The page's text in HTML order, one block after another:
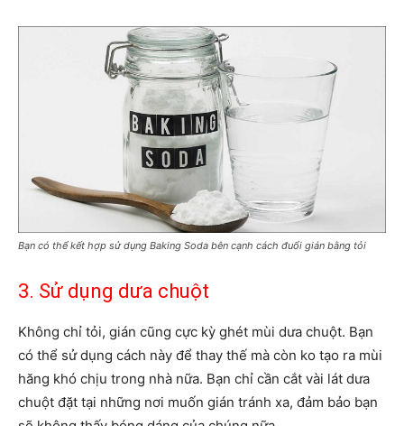
Bạn có thể kết hợp sử dụng Baking Soda bên cạnh cách đuổi gián bằng tỏi
3. Sử dụng dưa chuột
Không chỉ tỏi, gián cũng cực kỳ ghét mùi dưa chuột. Bạn
có thể sử dụng cách này để thay thế mà còn ko tạo ra mùi
hăng khó chịu trong nhà nữa. Bạn chỉ cần cắt vài lát dưa
chuột đặt tại những nơi muốn gián tránh xa, đảm bảo bạn